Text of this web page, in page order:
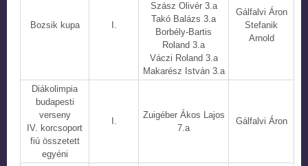
Bozsik kupa I.
Szász Olivér 3.a
Takó Balázs 3.a
Borbély-Bartis
Roland 3.a
Váczi Roland 3.a
Makarész István 3.a
Gálfalvi Áron
Stefanik
Arnold
Diákolimpia
budapesti
verseny
IV. korcsoport
fiú összetett
egyéni
I.
Zuigéber Ákos Lajos
7.a
Gálfalvi Áron